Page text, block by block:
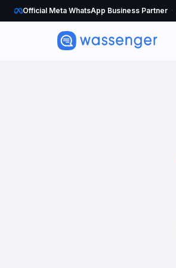
Official Meta WhatsApp Business Partner